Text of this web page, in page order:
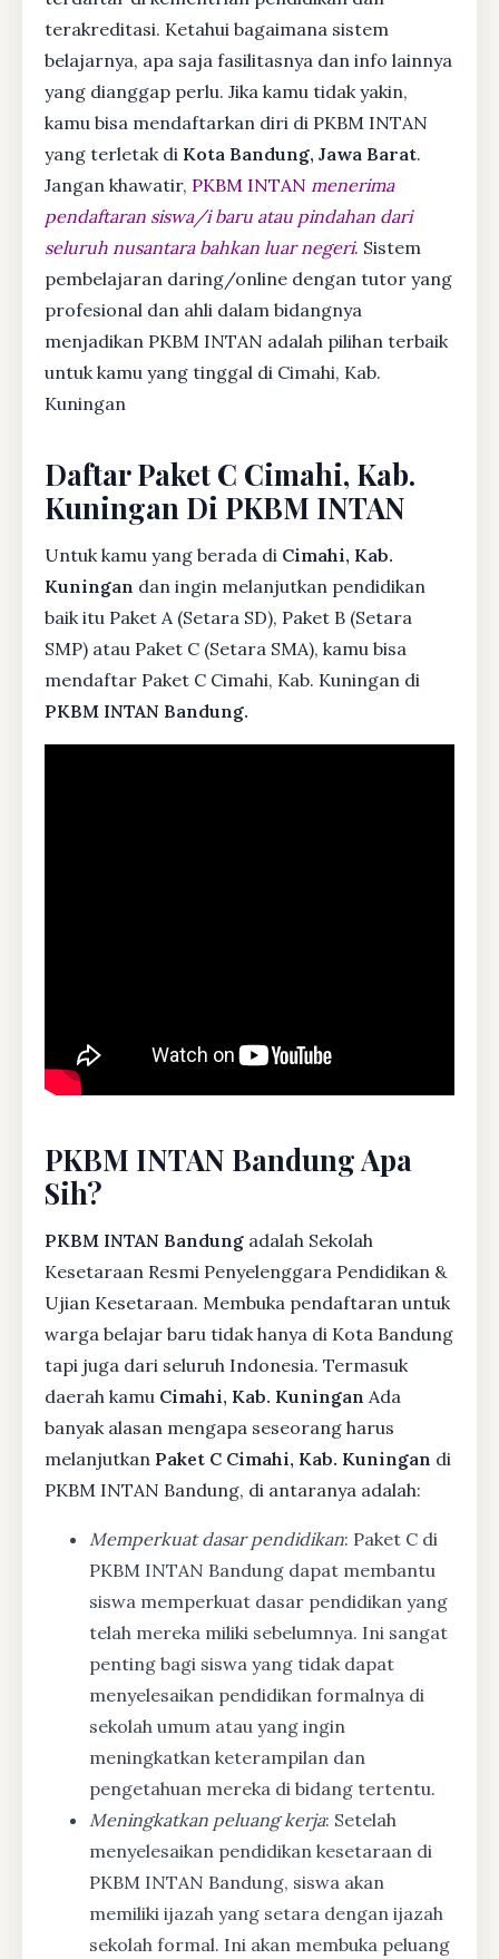
terakreditasi. Ketahui bagaimana sistem
belajarnya, apa saja fasilitasnya dan info lainnya
yang dianggap perlu. Jika kamu tidak yakin,
kamu bisa mendaftarkan diri di PKBM INTAN
yang terletak di Kota Bandung, Jawa Barat.
Jangan khawatir, PKBM INTAN menerima
pendaftaran siswa/i baru atau pindahan dari
seluruh nusantara bahkan luar negeri. Sistem
pembelajaran daring/online dengan tutor yang
profesional dan ahli dalam bidangnya
menjadikan PKBM INTAN adalah pilihan terbaik
untuk kamu yang tinggal di Cimahi, Kab.
Kuningan
Daftar Paket C Cimahi, Kab.
Kuningan Di PKBM INTAN
Untuk kamu yang berada di Cimahi, Kab.
Kuningan dan ingin melanjutkan pendidikan
baik itu Paket A (Setara SD), Paket B (Setara
SMP) atau Paket C (Setara SMA), kamu bisa
mendaftar Paket C Cimahi, Kab. Kuningan di
PKBM INTAN Bandung.
PKBM INTAN Bandung Apa
Sih?
PKBM INTAN Bandung adalah Sekolah
Kesetaraan Resmi Penyelenggara Pendidikan &
Ujian Kesetaraan. Membuka pendaftaran untuk
warga belajar baru tidak hanya di Kota Bandung
tapi juga dari seluruh Indonesia. Termasuk
daerah kamu Cimahi, Kab. Kuningan Ada
banyak alasan mengapa seseorang harus
melanjutkan Paket C Cimahi, Kab. Kuningan di
PKBM INTAN Bandung, di antaranya adalah:
Memperkuat dasar pendidikan: Paket C di
PKBM INTAN Bandung dapat membantu
siswa memperkuat dasar pendidikan yang
telah mereka miliki sebelumnya. Ini sangat
penting bagi siswa yang tidak dapat
menyelesaikan pendidikan formalnya di
sekolah umum atau yang ingin
meningkatkan keterampilan dan
pengetahuan mereka di bidang tertentu.
Meningkatkan peluang kerja: Setelah
menyelesaikan pendidikan kesetaraan di
PKBM INTAN Bandung, siswa akan
memiliki ijazah yang setara dengan ijazah
sekolah formal. Ini akan membuka peluang